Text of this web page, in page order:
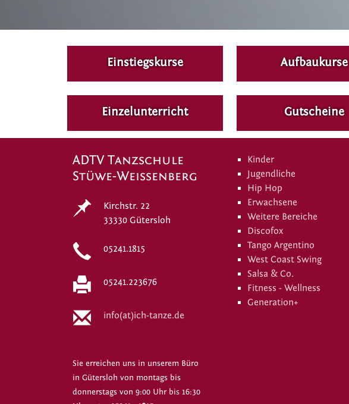
Einstiegskurse Aufbaukurse
Einzelunterricht Gutscheine
ADTV Tanzschule
Stüwe-Weissenberg
Kirchstr. 22
33330 Gütersloh
05241.1815
05241.223676
info(at)ich-tanze.de
Sie erreichen uns in unserem Büro
in Gütersloh von montags bis
donnerstags von 9:00 Uhr bis 16:30
Kinder
Jugendliche
Hip Hop
Erwachsene
Weitere Bereiche
Discofox
Tango Argentino
West Coast Swing
Salsa & Co.
Fitness - Wellness
Generation+